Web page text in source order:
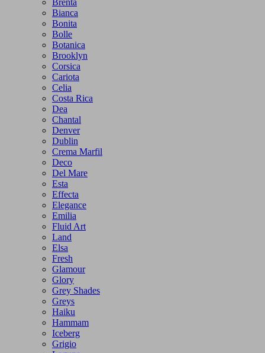
Bianca
Bonita
Bolle
Botanica
Brooklyn
Corsica
Cariota
Celia
Costa Rica
Dea
Chantal
Denver
Dublin
Crema Marfil
Deco
Del Mare
Esta
Effecta
Elegance
Emilia
Fluid Art
Land
Elsa
Fresh
Glamour
Glory
Grey Shades
Greys
Haiku
Hammam
Iceberg
Grigio